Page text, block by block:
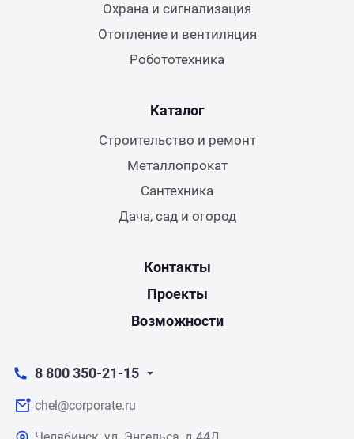
Охрана и сигнализация
Отопление и вентиляция
Робототехника
Каталог
Строительство и ремонт
Металлопрокат
Сантехника
Дача, сад и огород
Контакты
Проекты
Возможности
8 800 350-21-15
chel@corporate.ru